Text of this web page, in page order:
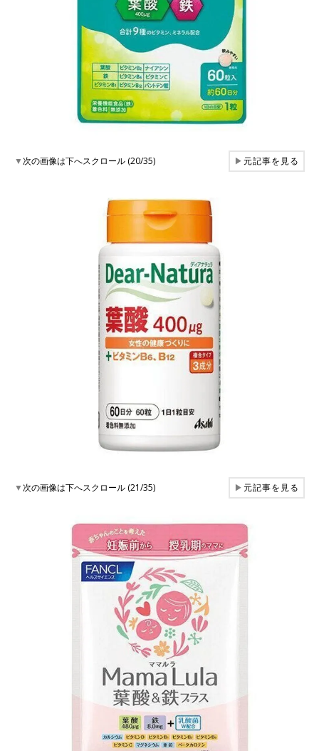
▼次の画像は下へスクロール (20/35) ▶元記事を見る
▼次の画像は下へスクロール (21/35) ▶元記事を見る